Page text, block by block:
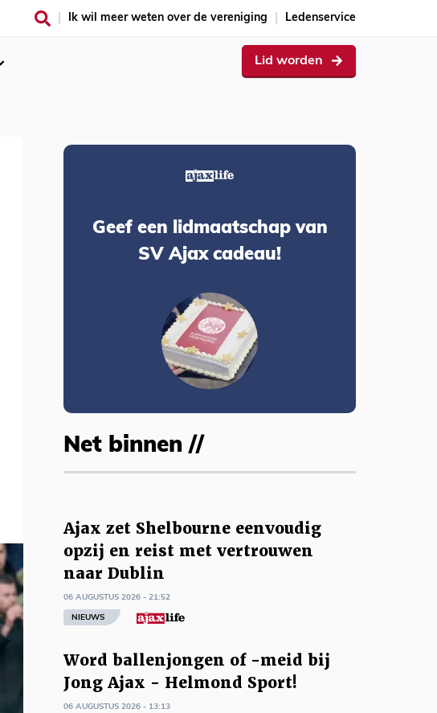
Ik wil meer weten over de vereniging Ledenservice
Lid worden
Geef een lidmaatschap van
SV Ajax cadeau!
Net binnen //
Ajax zet Shelbourne eenvoudig
opzij en reist met vertrouwen
naar Dublin
06 AUGUSTUS 2026 - 21:52
NIEUWS
Word ballenjongen of -meid bij
Jong Ajax - Helmond Sport!
06 AUGUSTUS 2026 - 13:13